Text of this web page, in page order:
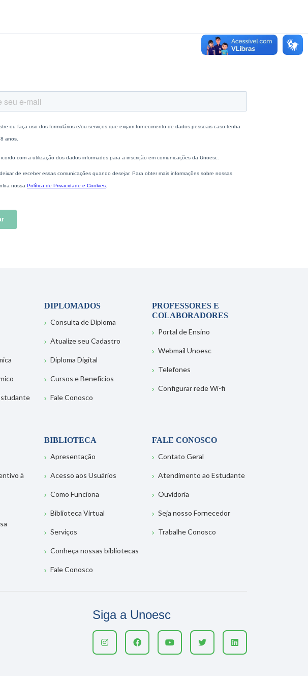
DIPLOMADOS
Consulta de Diploma
Atualize seu Cadastro
Diploma Digital
Cursos e Benefícios
Fale Conosco
PROFESSORES E
COLABORADORES
Portal de Ensino
Webmail Unoesc
Telefones
Configurar rede Wi-fi
à
BIBLIOTECA
Apresentação
Acesso aos Usuários
Como Funciona
Biblioteca Virtual
Serviços
Conheça nossas bibliotecas
Fale Conosco
FALE CONOSCO
Contato Geral
Atendimento ao Estudante
Ouvidoria
Seja nosso Fornecedor
Trabalhe Conosco
Siga a Unoesc